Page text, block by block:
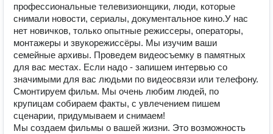
профессиональные телевизионщики, люди, которые
снимали новости, сериалы, документальное кино.У нас
нет новичков, только опытные режиссеры, операторы,
монтажеры и звукорежиссёры. Мы изучим ваши
семейные архивы. Проведем видеосъемку в памятных
для вас местах. Если надо - запишем интервью со
значимыми для вас людьми по видеосвязи или телефону.
Смонтируем фильм. Мы очень любим людей, по
крупицам собираем факты, с увлечением пишем
сценарии, придумываем и снимаем!
Мы создаем фильмы о вашей жизни. Это возможность